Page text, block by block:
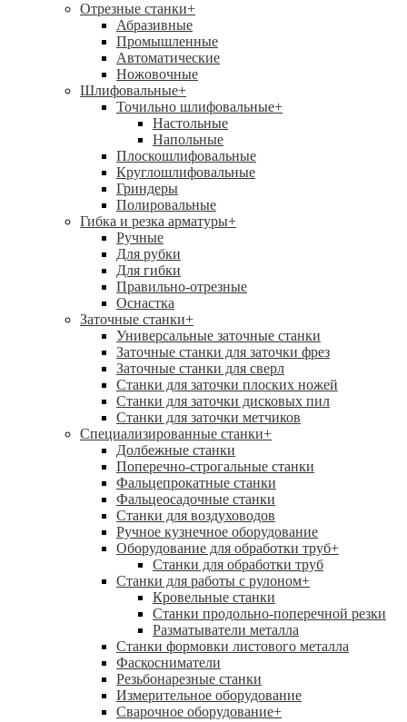
Отрезные станки+
Абразивные
Промышленные
Автоматические
Ножовочные
Шлифовальные+
Точильно шлифовальные+
Настольные
Напольные
Плоскошлифовальные
Круглошлифовальные
Гриндеры
Полировальные
Гибка и резка арматуры+
Ручные
Для рубки
Для гибки
Правильно-отрезные
Оснастка
Заточные станки+
Универсальные заточные станки
Заточные станки для заточки фрез
Заточные станки для сверл
Станки для заточки плоских ножей
Станки для заточки дисковых пил
Станки для заточки метчиков
Специализированные станки+
Долбежные станки
Поперечно-строгальные станки
Фальцепрокатные станки
Фальцеосадочные станки
Станки для воздуховодов
Ручное кузнечное оборудование
Оборудование для обработки труб+
Станки для обработки труб
Станки для работы с рулоном+
Кровельные станки
Станки продольно-поперечной резки
Разматыватели металла
Станки формовки листового металла
Фаскосниматели
Резьбонарезные станки
Измерительное оборудование
Сварочное оборудование+